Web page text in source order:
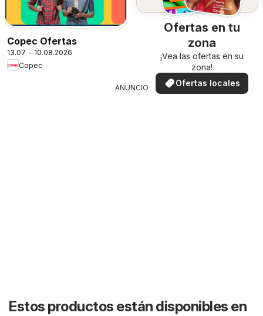
Copec Ofertas
13.07. - 10.08.2026
Copec
Ofertas en tu
zona
¡Vea las ofertas en su
zona!
Ofertas locales
ANUNCIO
Estos productos están disponibles en